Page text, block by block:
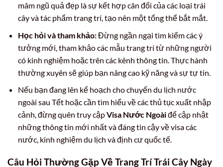
mâm ngũ quả đẹp là sự kết hợp cân đối của các loại trái
cây và tác phẩm trang trí, tạo nên một tổng thể bắt mắt.
Học hỏi và tham khảo:Đừng ngần ngại tìm kiếm các ý
tưởng mới, tham khảo các mẫu trang trí từ những người
có kinh nghiệm hoặc trên các kênh thông tin. Thực hành
thường xuyên sẽ giúp bạn nâng cao kỹ năng và sự tự tin.
Nếu bạn đang lên kế hoạch cho chuyến du lịch nước
ngoài sau Tết hoặc cần tìm hiểu về các thủ tục xuất nhập
cảnh, đừng quên truy cậpVisa Nước Ngoàiđể cập nhật
những thông tin mới nhất và đáng tin cậy về visa các
nước, kinh nghiệm du lịch và định cư quốc tế.
Câu Hỏi Thường Gặp Về Trang Trí Trái Cây Ngày